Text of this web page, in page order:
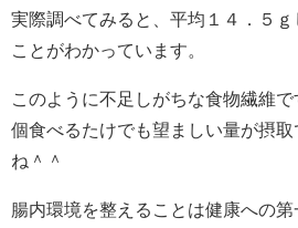
実際調べてみると、平均１４．５
ことがわかっています。
このように不足しがちな食物繊維で
個食べるたけでも望ましい量が摂
ね＾＾
腸内環境を整えることは健康への第